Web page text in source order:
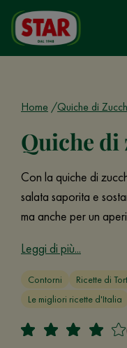
Home Quiche di
Quiche di
Con la quiche di
salata saporita e
ma anche per un
Leggi di più...
Contorni Ricette di
Le migliori ricette d'Italia